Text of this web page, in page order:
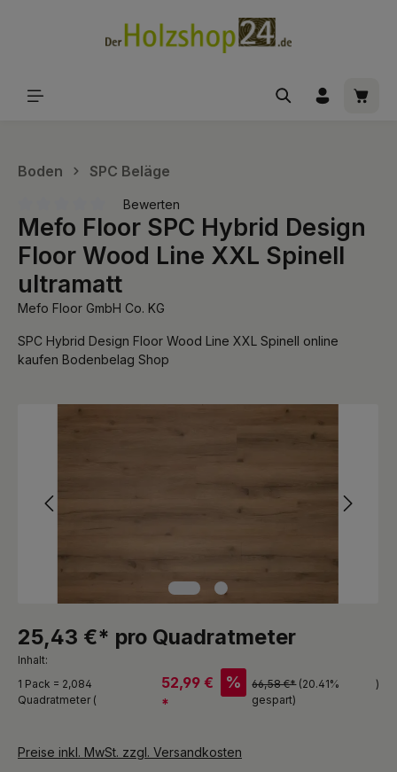
Boden SPC Beläge
Durchschnittliche Bewertung von 0 von 5 Sternen
Bewerten
Mefo Floor SPC Hybrid Design
Floor Wood Line XXL Spinell
ultramatt
Mefo Floor GmbH Co. KG
SPC Hybrid Design Floor Wood Line XXL Spinell online
kaufen Bodenbelag Shop
Bildergalerie überspringen
25,43 €* pro Quadratmeter
Inhalt:
1 Pack = 2,084
Quadratmeter (
52,99 €
*
% 66,58 €* (20.41%
gespart)
)
Preise inkl. MwSt. zzgl. Versandkosten